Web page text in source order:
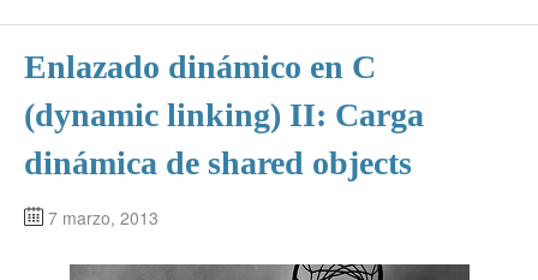
Enlazado dinámico en C
(dynamic linking) II: Carga
dinámica de shared objects
7 marzo, 2013